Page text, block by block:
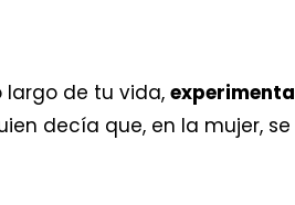
largo de tu vida,
decía que, en la mujer,